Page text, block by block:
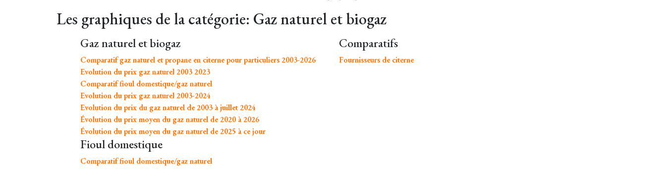
Les graphiques de la catégorie: Gaz naturel et biogaz
Gaz naturel et biogaz
Comparatif gaz naturel et propane en citerne pour particuliers 2003-2026
Evolution du prix gaz naturel 2003 2023
Comparatif fioul domestique/gaz naturel
Evolution du prix gaz naturel 2003-2024
Evolution du prix du gaz naturel de 2003 à juillet 2024
Évolution du prix moyen du gaz naturel de 2020 à 2026
Évolution du prix moyen du gaz naturel de 2025 à ce jour
Fioul domestique
Comparatif fioul domestique/gaz naturel
Comparatifs
Fournisseurs de citerne